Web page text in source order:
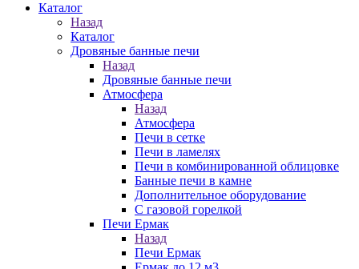
Каталог
Назад
Каталог
Дровяные банные печи
Назад
Дровяные банные печи
Атмосфера
Назад
Атмосфера
Печи в сетке
Печи в ламелях
Печи в комбинированной облицовке
Банные печи в камне
Дополнительное оборудование
С газовой горелкой
Печи Ермак
Назад
Печи Ермак